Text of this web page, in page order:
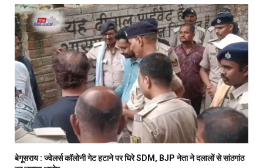
बेगूसराय : ज्वेलर्स कॉलोनी गेट हटाने पर घिरे SDM, BJP नेता ने दलालों से सांठगांठ